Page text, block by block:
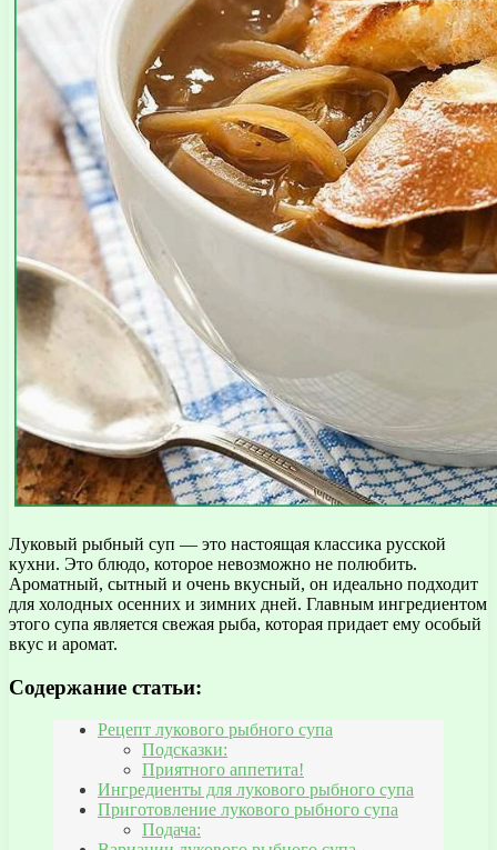
Луковый рыбный суп — это настоящая классика русской
кухни. Это блюдо, которое невозможно не полюбить.
Ароматный, сытный и очень вкусный, он идеально подходит
для холодных осенних и зимних дней. Главным ингредиентом
этого супа является свежая рыба, которая придает ему особый
вкус и аромат.
Содержание статьи:
Рецепт лукового рыбного супа
Подсказки:
Приятного аппетита!
Ингредиенты для лукового рыбного супа
Приготовление лукового рыбного супа
Подача: